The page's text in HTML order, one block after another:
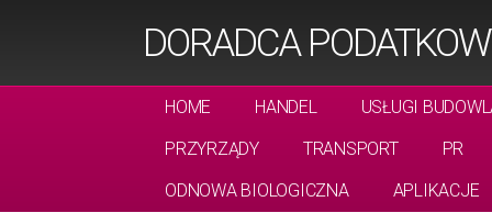
DORADCA
HOME HANDEL
USŁUGI
PRZYRZĄDY
TRANSPORT
PR
ODNOWA BIOLOGICZNA
APLIKACJE